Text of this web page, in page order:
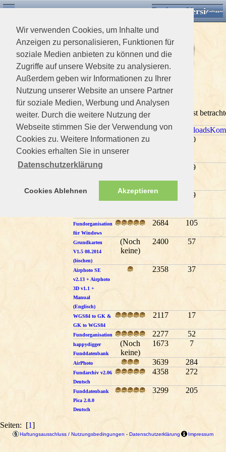
Wir verwenden Cookies, um Inhalte und
Anzeigen zu personalisieren, Funktionen für
soziale Medien anbieten zu können und die
Zugriffe auf unsere Website zu analysieren.
Außerdem geben wir Informationen zu Ihrer
Nutzung unserer Website an unsere Partner
für soziale Medien, Werbung und Analysen
weiter. Durch die weitere Nutzung der
Webseite stimmen Sie der Verwendung von
Cookies zu. Weitere Informationen zu
Cookies erhalten Sie in unserer
Datenschutzerklärung
Cookies Ablehnen Akzeptieren
Desktop VersionEinloggen
Downloads Home
Software
xxx55 Fund Archivierung (3)xxx3Software ( )
xxxDescription0 Mitglieder und 1 Gast
Titel
BewertungAufrufe Downloads
Metal Detector
Treasure Hunter
80
Funddatenbank
99
(Noch
2078 29
Fundorganisation
für Windows
2684 105
Grundkarten
V1.5 08.2014
(löschen)
(Noch
keine)
2400 57
Airphoto SE
v2.13 + Airphoto
3D v1.1 +
Manual
(Englisch)
2358 37
WGS84 to GK &
GK to WGS84
2117 17
Fundorganisation 2277 52
happydigger
Funddatenbank
(Noch
keine)
1673 7
AirPhoto 3639 284
Fundarchiv v2.06
Deutsch
4358 272
Funddatenbank
Pica 2.0.0
Deutsch
3299 205
Seiten: [1]
Haftungsausschluss / Nutzungsbedingungen - Datenschutzerklärung Impressum